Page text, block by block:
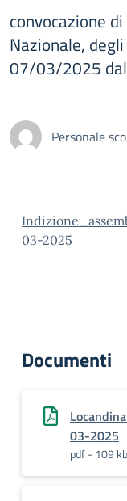
convocazione
Nazionale,
07/03/2025
Personale
03-2025
Documenti
03-2025
pdf - 109 kb